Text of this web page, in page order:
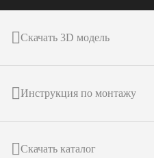
Скачать 3D модель
Инструкция по монтажу
Скачать каталог